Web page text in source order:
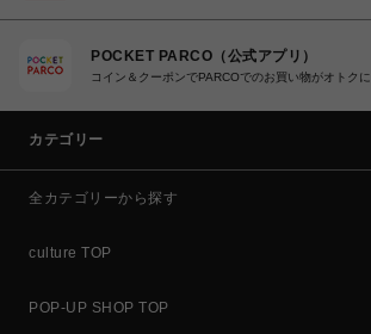
POCKET PARCO（公式アプリ）
コイン＆クーポンでPARCOでのお買い物がオトクに
カテゴリー
全カテゴリーから探す
culture TOP
POP-UP SHOP TOP